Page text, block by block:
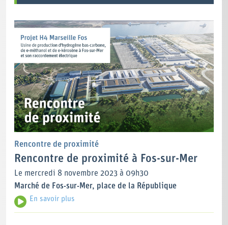
Rencontre de proximité
Rencontre de proximité à Fos-sur-Mer
Le mercredi 8 novembre 2023 à 09h30
Marché de Fos-sur-Mer, place de la République
En savoir plus